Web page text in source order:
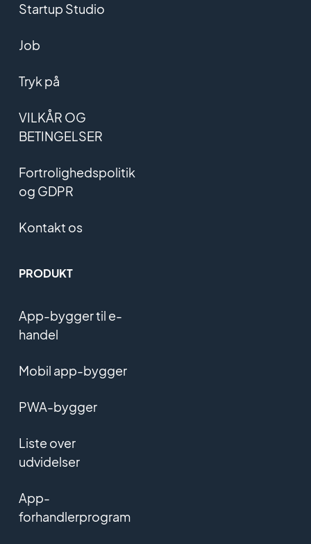
Startup Studio
Job
Tryk på
VILKÅR OG
BETINGELSER
Fortrolighedspolitik
og GDPR
Kontakt os
PRODUKT
App-bygger til e-
handel
Mobil app-bygger
PWA-bygger
Liste over
udvidelser
App-
forhandlerprogram